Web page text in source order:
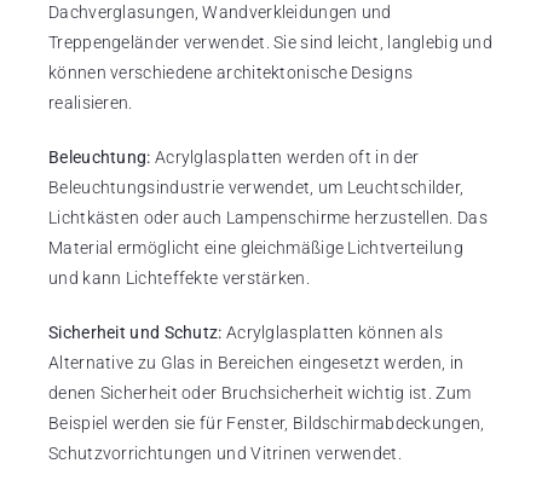
Dachverglasungen, Wandverkleidungen und
Treppengeländer verwendet. Sie sind leicht, langlebig und
können verschiedene architektonische Designs
realisieren.
Beleuchtung: Acrylglasplatten werden oft in der
Beleuchtungsindustrie verwendet, um Leuchtschilder,
Lichtkästen oder auch Lampenschirme herzustellen. Das
Material ermöglicht eine gleichmäßige Lichtverteilung
und kann Lichteffekte verstärken.
Sicherheit und Schutz: Acrylglasplatten können als
Alternative zu Glas in Bereichen eingesetzt werden, in
denen Sicherheit oder Bruchsicherheit wichtig ist. Zum
Beispiel werden sie für Fenster, Bildschirmabdeckungen,
Schutzvorrichtungen und Vitrinen verwendet.